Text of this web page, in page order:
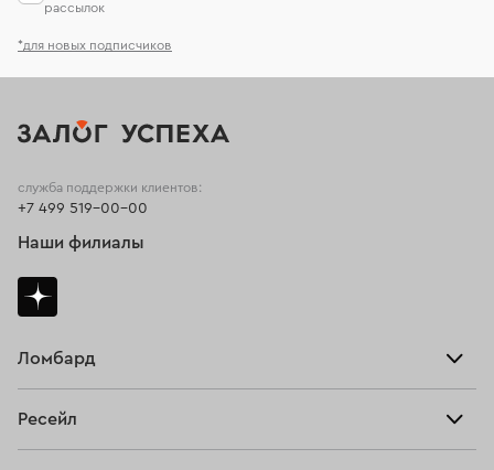
*для новых подписчиков
рассылок
Ломбард
Ресейл
служба поддержки клиентов:
+7 499 519-00-00
Наши филиалы